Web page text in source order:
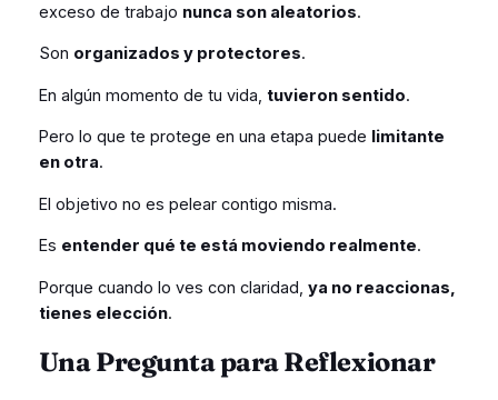
exceso de trabajo nunca son aleatorios.
Son organizados y protectores.
En algún momento de tu vida, tuvieron sentido.
Pero lo que te protege en una etapa puede limitante
en otra.
El objetivo no es pelear contigo misma.
Es entender qué te está moviendo realmente.
Porque cuando lo ves con claridad, ya no reaccionas,
tienes elección.
Una Pregunta para Reflexionar